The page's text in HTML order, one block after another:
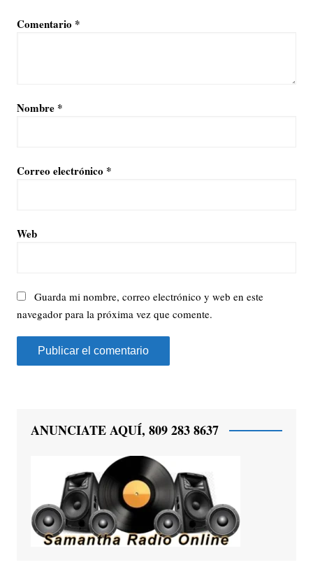
Comentario *
Nombre *
Correo electrónico *
Web
Guarda mi nombre, correo electrónico y web en este
navegador para la próxima vez que comente.
ANUNCIATE AQUÍ, 809 283 8637